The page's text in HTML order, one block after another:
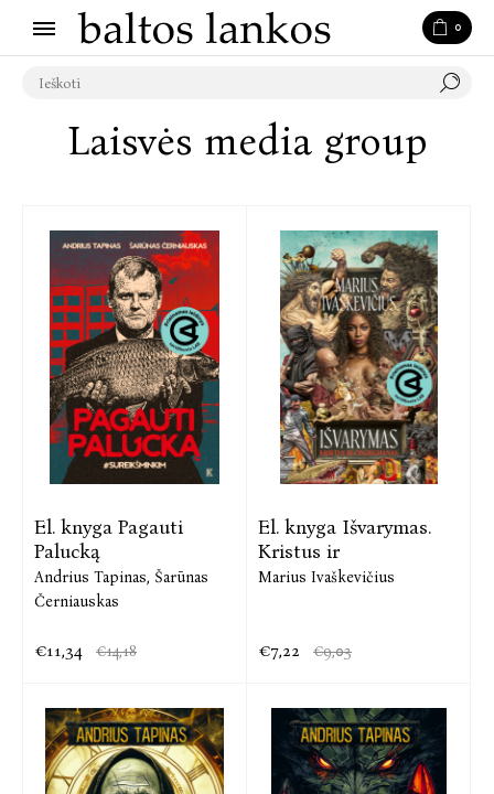
0
Laisvės media group
El. knyga Pagauti
Palucką
Andrius Tapinas, Šarūnas
Černiauskas
€11,34 €14,18
El. knyga Išvarymas.
Kristus ir
Marius Ivaškevičius
€7,22 €9,03